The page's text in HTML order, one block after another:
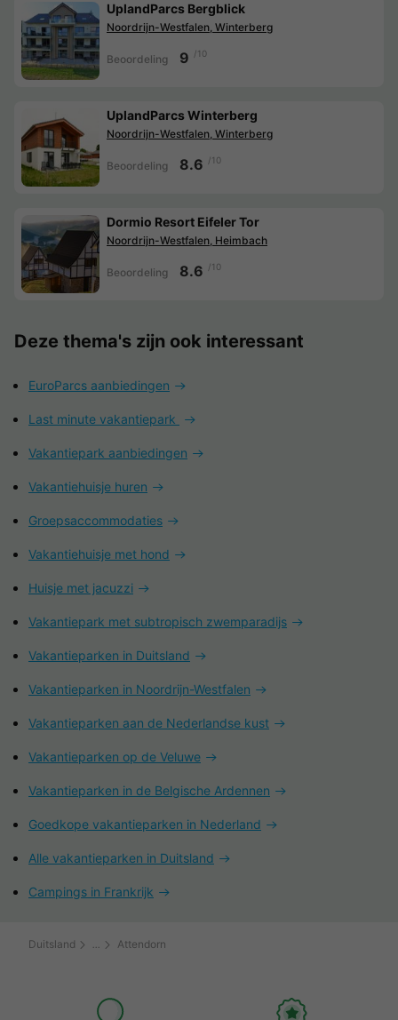
UplandParcs Bergblick
Noordrijn-Westfalen, Winterberg
Beoordeling 9 /10
UplandParcs Winterberg
Noordrijn-Westfalen, Winterberg
Beoordeling 8.6 /10
Dormio Resort Eifeler Tor
Noordrijn-Westfalen, Heimbach
Beoordeling 8.6 /10
Deze thema's zijn ook interessant
EuroParcs aanbiedingen
Last minute vakantiepark
Vakantiepark aanbiedingen
Vakantiehuisje huren
Groepsaccommodaties
Vakantiehuisje met hond
Huisje met jacuzzi
Vakantiepark met subtropisch zwemparadijs
Vakantieparken in Duitsland
Vakantieparken in Noordrijn-Westfalen
Vakantieparken aan de Nederlandse kust
Vakantieparken op de Veluwe
Vakantieparken in de Belgische Ardennen
Goedkope vakantieparken in Nederland
Alle vakantieparken in Duitsland
Campings in Frankrijk
Duitsland Attendorn